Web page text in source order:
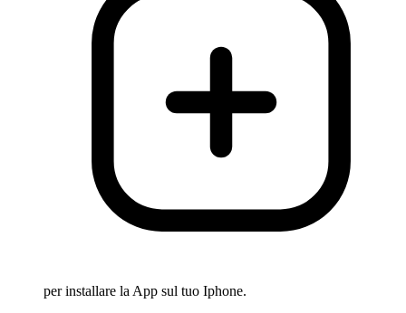
per installare la App sul tuo Iphone.